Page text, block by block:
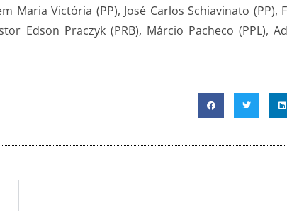
Maria Victória (PP), José Carlos Schiavinato (PP),
Edson Praczyk (PRB), Márcio Pacheco (PPL),